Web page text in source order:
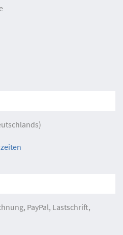
PayPal, Lastschrift,